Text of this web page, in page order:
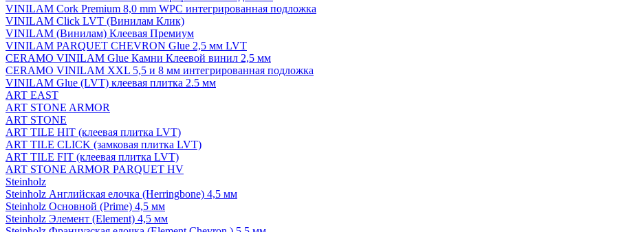
VINILAM Cork Premium 8,0 mm WPC интегрированная подложка
VINILAM Click LVT (Винилам Клик)
VINILAM (Винилам) Клеевая Премиум
VINILAM PARQUET CHEVRON Glue 2,5 мм LVT
CERAMO VINILAM Glue Камни Клеевой винил 2,5 мм
CERAMO VINILAM XXL 5,5 и 8 мм интегрированная подложка
VINILAM Glue (LVT) клеевая плитка 2.5 мм
ART EAST
ART STONE ARMOR
ART STONE
ART TILE HIT (клеевая плитка LVT)
ART TILE CLICK (замковая плитка LVT)
ART TILE FIT (клеевая плитка LVT)
ART STONE ARMOR PARQUET HV
Steinholz
Steinholz Английская елочка (Herringbone) 4,5 мм
Steinholz Основной (Prime) 4,5 мм
Steinholz Элемент (Element) 4,5 мм